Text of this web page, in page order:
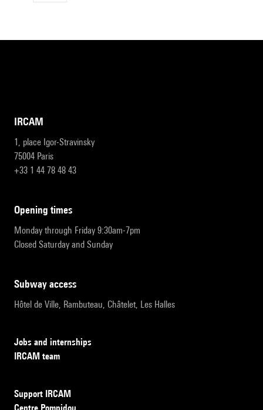
IRCAM
1, place Igor-Stravinsky
75004 Paris
+33 1 44 78 48 43
opening times
Monday through Friday 9:30am-7pm
Closed Saturday and Sunday
subway access
Hôtel de Ville, Rambuteau, Châtelet, Les Halles
Jobs and internships
IRCAM team
Support IRCAM